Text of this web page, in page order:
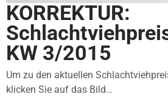
KORREKTUR:
KW 3/2015
Um zu den aktuellen
klicken Sie auf das Bild…